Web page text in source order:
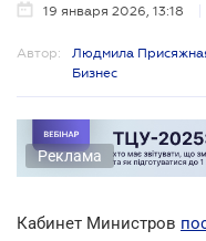
19 января 2026, 13:18
Автор:
Людмила
Бизнес
Реклама
Кабинет Министров